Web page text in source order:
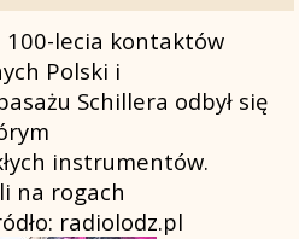
100-lecia kontaktów
Polski i
Schillera odbył się
instrumentów.
na rogach
radiolodz.pl